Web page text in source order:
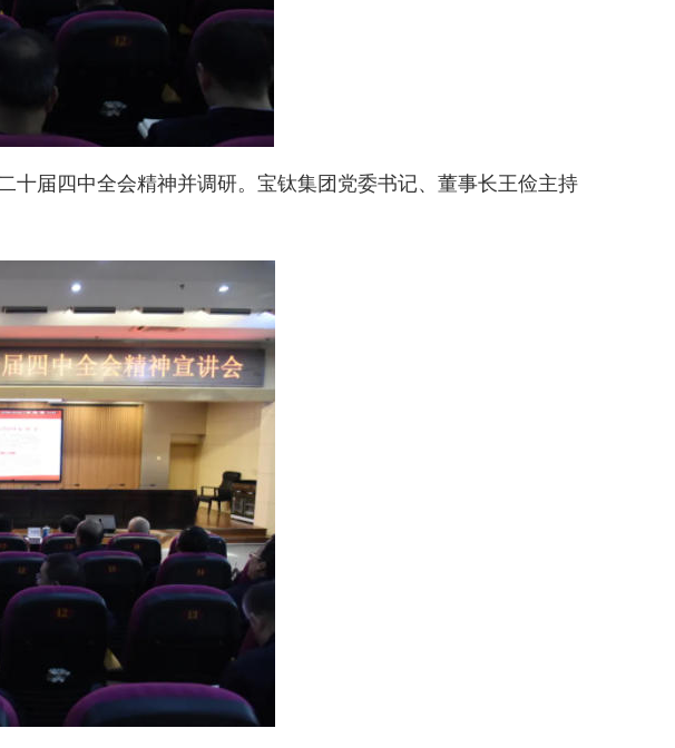
十届四中全会精神并调研。宝钛集团党委书记、董事长王俭主持